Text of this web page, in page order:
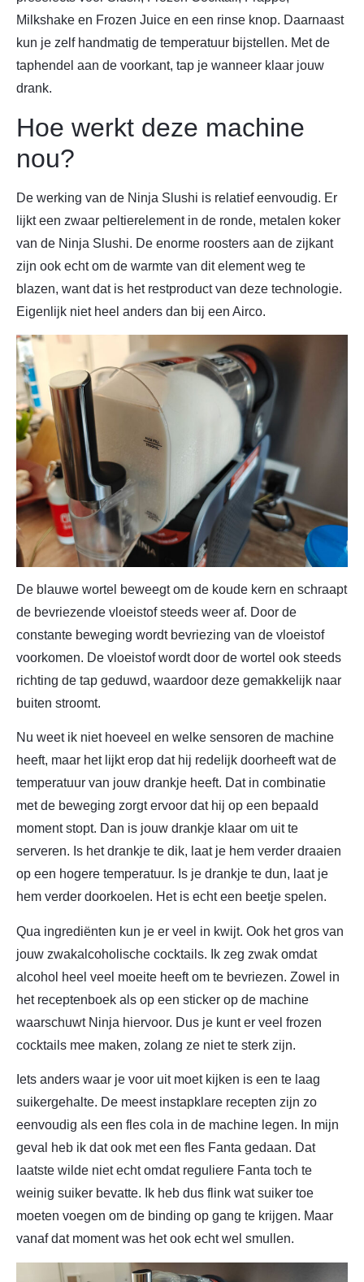
Milkshake en Frozen Juice en een rinse knop. Daarnaast
kun je zelf handmatig de temperatuur bijstellen. Met de
taphendel aan de voorkant, tap je wanneer klaar jouw
drank.
Hoe werkt deze machine
nou?
De werking van de Ninja Slushi is relatief eenvoudig. Er
lijkt een zwaar peltierelement in de ronde, metalen koker
van de Ninja Slushi. De enorme roosters aan de zijkant
zijn ook echt om de warmte van dit element weg te
blazen, want dat is het restproduct van deze technologie.
Eigenlijk niet heel anders dan bij een Airco.
De blauwe wortel beweegt om de koude kern en schraapt
de bevriezende vloeistof steeds weer af. Door de
constante beweging wordt bevriezing van de vloeistof
voorkomen. De vloeistof wordt door de wortel ook steeds
richting de tap geduwd, waardoor deze gemakkelijk naar
buiten stroomt.
Nu weet ik niet hoeveel en welke sensoren de machine
heeft, maar het lijkt erop dat hij redelijk doorheeft wat de
temperatuur van jouw drankje heeft. Dat in combinatie
met de beweging zorgt ervoor dat hij op een bepaald
moment stopt. Dan is jouw drankje klaar om uit te
serveren. Is het drankje te dik, laat je hem verder draaien
op een hogere temperatuur. Is je drankje te dun, laat je
hem verder doorkoelen. Het is echt een beetje spelen.
Qua ingrediënten kun je er veel in kwijt. Ook het gros van
jouw zwakalcoholische cocktails. Ik zeg zwak omdat
alcohol heel veel moeite heeft om te bevriezen. Zowel in
het receptenboek als op een sticker op de machine
waarschuwt Ninja hiervoor. Dus je kunt er veel frozen
cocktails mee maken, zolang ze niet te sterk zijn.
Iets anders waar je voor uit moet kijken is een te laag
suikergehalte. De meest instapklare recepten zijn zo
eenvoudig als een fles cola in de machine legen. In mijn
geval heb ik dat ook met een fles Fanta gedaan. Dat
laatste wilde niet echt omdat reguliere Fanta toch te
weinig suiker bevatte. Ik heb dus flink wat suiker toe
moeten voegen om de binding op gang te krijgen. Maar
vanaf dat moment was het ook echt wel smullen.